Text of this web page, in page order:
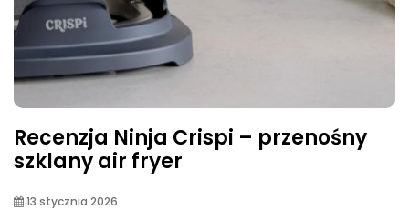
Recenzja Ninja Crispi – przenośny
szklany air fryer
13 stycznia 2026